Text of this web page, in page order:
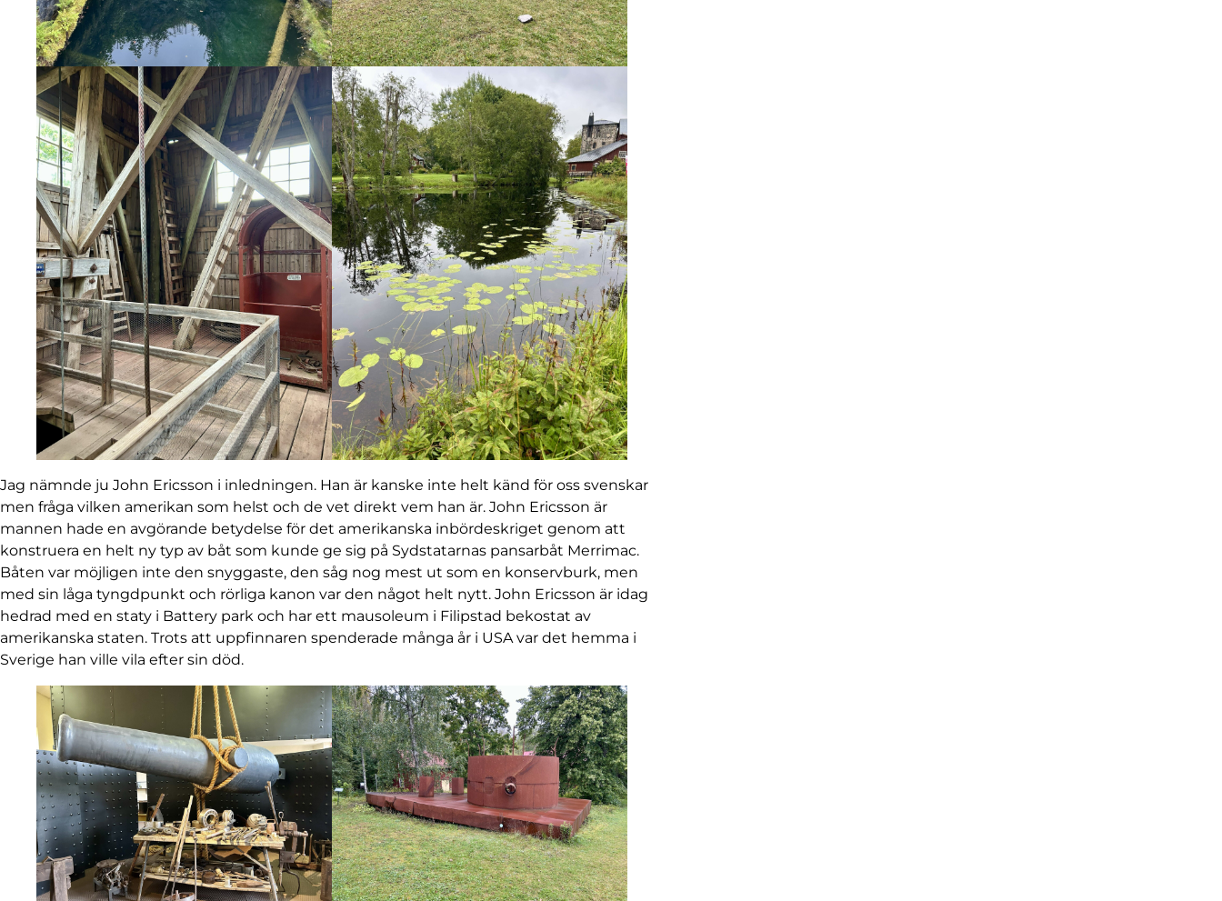
Jag nämnde ju John Ericsson i inledningen. Han är kanske inte helt känd för oss svenskar
men fråga vilken amerikan som helst och de vet direkt vem han är. John Ericsson är
mannen hade en avgörande betydelse för det amerikanska inbördeskriget genom att
konstruera en helt ny typ av båt som kunde ge sig på Sydstatarnas pansarbåt Merrimac.
Båten var möjligen inte den snyggaste, den såg nog mest ut som en konservburk, men
med sin låga tyngdpunkt och rörliga kanon var den något helt nytt. John Ericsson är idag
hedrad med en staty i Battery park och har ett mausoleum i Filipstad bekostat av
amerikanska staten. Trots att uppfinnaren spenderade många år i USA var det hemma i
Sverige han ville vila efter sin död.